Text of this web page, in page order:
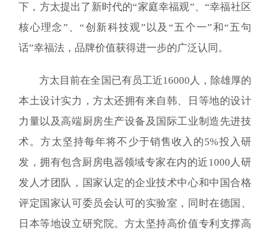
下，方太提出了新时代的“家庭幸福观”、“幸福社区
核心理念”、“创新科技观”以及“五个一”和“五句
话”幸福法，品牌价值获得进一步的广泛认同。
方太目前在全国已有员工近16000人，除雄厚的
本土设计实力，方太还拥有来自韩、日等地的设计
力量以及高端厨房生产设备及国际工业制造先进技
术。方太坚持每年将不少于销售收入的5%投入研
发，拥有包含厨房电器领域专家在内的近1000人研
发人才团队，国家认定的企业技术中心和中国合格
评定国家认可委员会认可的实验室，同时在德国、
日本等地设立研究院。方太坚持高价值专利支撑高